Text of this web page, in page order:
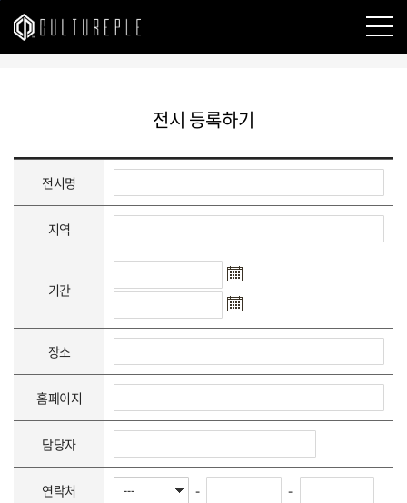
본문바로가기
전시 등록하기
전시명
지역
기간
장소
홈페이지
담당자
연락처 - -